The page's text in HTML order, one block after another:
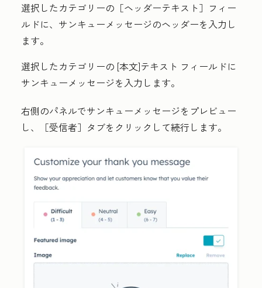
選択したカテゴリーの ［ヘッダーテキスト］ フィー
ルドに、サンキューメッセージのヘッダーを入力し
ます。
選択したカテゴリーの [本文]テキスト フィールドに
サンキューメッセージを入力します。
右側のパネルでサンキューメッセージをプレビュー
し、［受信者］ タブをクリックして続行します。